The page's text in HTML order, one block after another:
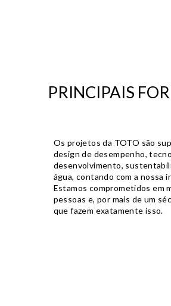
PRINCIPAIS
Os projetos da TOTO são
design de desempenho,
desenvolvimento,
água, contando com a nossa
Estamos comprometidos em
pessoas e, por mais de um
que fazem exatamente isso.